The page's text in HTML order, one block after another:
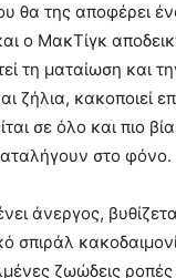
θα της αποφέρει
ο ΜακΤίγκ
τη ματαίωση και
ζήλια, κακοποιεί
σε όλο και πιο
στo φόνο.
άνεργος,
σπιράλ
ζωώδεις ροπές